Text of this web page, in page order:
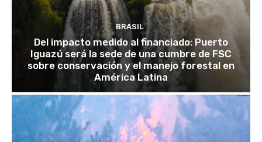
BRASIL
Del impacto medido al financiado: Puerto
Iguazú será la sede de una cumbre de FSC
sobre conservación y el manejo forestal en
América Latina